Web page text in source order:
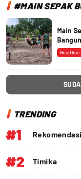
#MAIN SEPAK
Main
Headline
TRENDING
#1 Rekomendasi
#2 Timika